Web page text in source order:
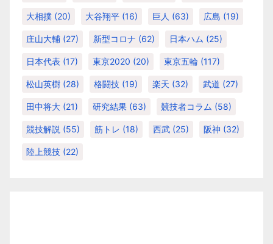
大相撲 (20) 大谷翔平 (16) 巨人 (63) 広島 (19)
庄山大輔 (27) 新型コロナ (62) 日本ハム (25)
日本代表 (17) 東京2020 (20) 東京五輪 (117)
松山英樹 (28) 格闘技 (19) 楽天 (32) 武道 (27)
田中将大 (21) 研究結果 (63) 競技者コラム (58)
競技解説 (55) 筋トレ (18) 西武 (25) 阪神 (32)
陸上競技 (22)